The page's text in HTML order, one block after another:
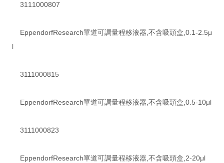
3111000807
EppendorfResearch單道可調量程移液器,不含吸頭盒,0.1-2.5μ
l
3111000815
EppendorfResearch單道可調量程移液器,不含吸頭盒,0.5-10μl
3111000823
EppendorfResearch單道可調量程移液器,不含吸頭盒,2-20μl